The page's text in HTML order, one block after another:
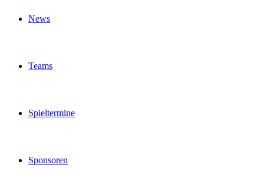
News
Teams
Spieltermine
Sponsoren